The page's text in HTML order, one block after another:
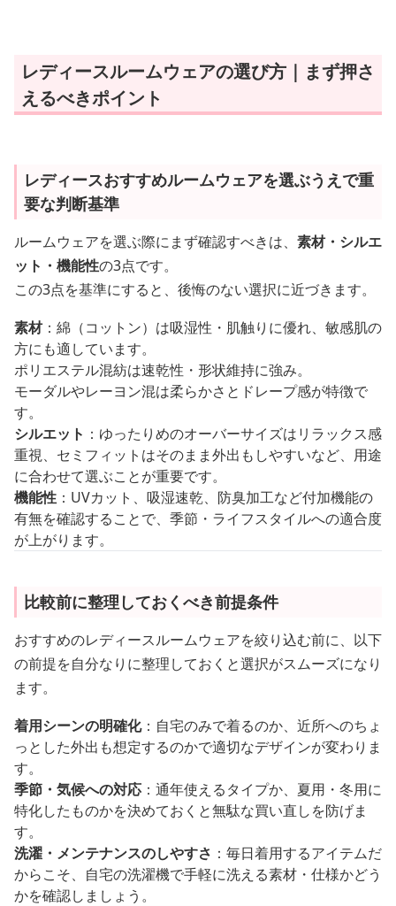
レディースルームウェアの選び方｜まず押さ
えるべきポイント
レディースおすすめルームウェアを選ぶうえで重
要な判断基準
ルームウェアを選ぶ際にまず確認すべきは、 素材・シルエ
ット・機能性の3点です。
この3点を基準にすると、後悔のない選択に近づきます。
素材：綿（コットン）は吸湿性・肌触りに優れ、敏感肌の
方にも適しています。
ポリエステル混紡は速乾性・形状維持に強み。
モーダルやレーヨン混は柔らかさとドレープ感が特徴で
す。
シルエット ：ゆったりめのオーバーサイズはリラックス感
重視、セミフィットはそのまま外出もしやすいなど、用途
に合わせて選ぶことが重要です。
機能性 ：UVカット、吸湿速乾、防臭加工など付加機能の
有無を確認することで、季節・ライフスタイルへの適合度
が上がります。
比較前に整理しておくべき前提条件
おすすめのレディースルームウェアを絞り込む前に、以下
の前提を自分なりに整理しておくと選択がスムーズになり
ます。
着用シーンの明確化：自宅のみで着るのか、近所へのちょ
っとした外出も想定するのかで適切なデザインが変わりま
す。
季節・気候への対応 ：通年使えるタイプか、夏用・冬用に
特化したものかを決めておくと無駄な買い直しを防げま
す。
洗濯・メンテナンスのしやすさ ：毎日着用するアイテムだ
からこそ、自宅の洗濯機で手軽に洗える素材・仕様かどう
かを確認しましょう。